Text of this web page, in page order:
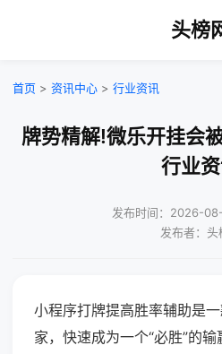
头榜
首页 > 资讯中心 > 行业资讯
牌势精解!微乐开挂会
行业
发布时间：2026-
发布者：头
小程序打牌提高胜率辅助是
家，快速成为一个“必胜”的